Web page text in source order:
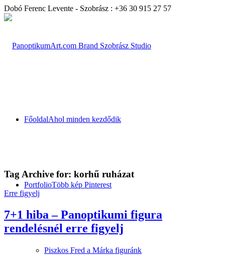
Dobó Ferenc Levente - Szobrász : +36 30 915 27 57
FőoldalAhol minden kezdődik
PortfolioTöbb kép Pinterest
Piszkos Fred a Márka figuránk
Tag Archive for: korhű ruházat
Erre figyelj
7+1 hiba – Panoptikumi figura
rendelésnél erre figyelj